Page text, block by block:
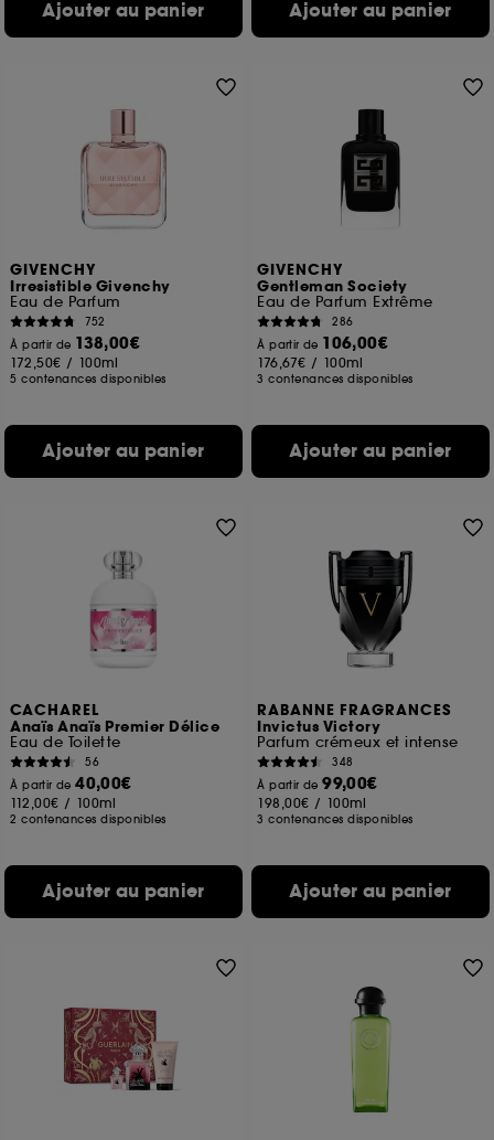
Ajouter au panier Ajouter au panier
GIVENCHY
Irresistible Givenchy
Eau de Parfum
752
À partir de 138,00€
172,50€ / 100ml
5 contenances disponibles
Ajouter au panier
GIVENCHY
Gentleman Society
Eau de Parfum Extrême
286
À partir de 106,00€
176,67€ / 100ml
3 contenances disponibles
Ajouter au panier
CACHAREL
Anaïs Anaïs Premier Délice
Eau de Toilette
56
À partir de40,00€
112,00€ / 100ml
2 contenances disponibles
Ajouter au panier
RABANNE FRAGRANCES
Invictus Victory
Parfum crémeux et intense
348
À partir de99,00€
198,00€ / 100ml
3 contenances disponibles
Ajouter au panier